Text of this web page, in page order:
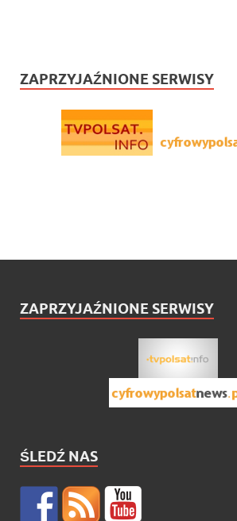
ZAPRZYJAŹNIONE SERWISY
ZAPRZYJAŹNIONE SERWISY
ŚLEDŹ NAS